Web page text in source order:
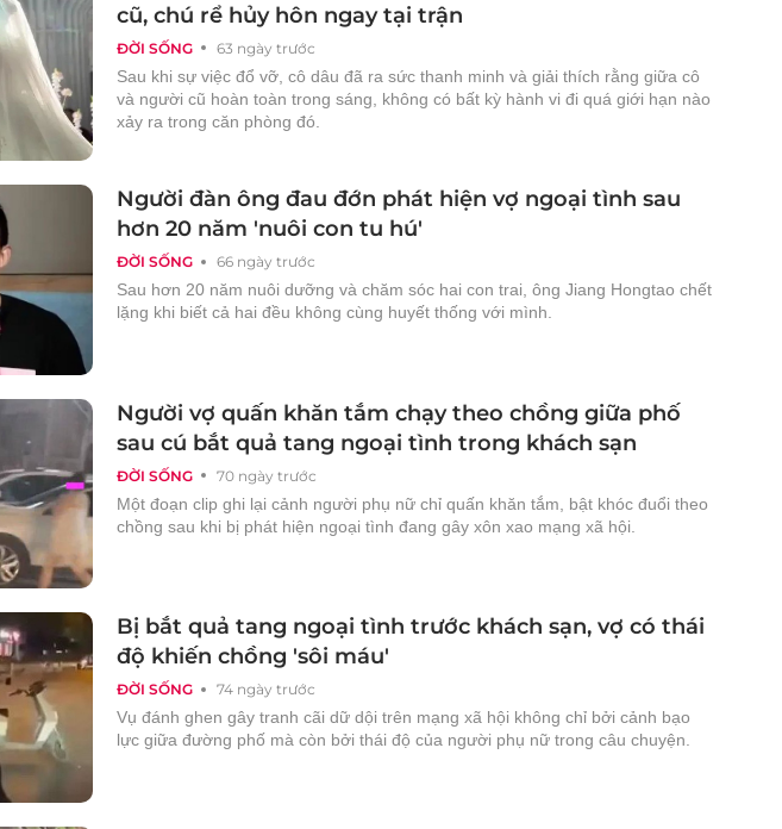
ĐỜI SỐNG 63 ngày trước
cũ, chú rể hủy hôn ngay tại trận
Sau khi sự việc đổ vỡ, cô dâu đã ra sức thanh minh và giải thích rằng giữa cô
và người cũ hoàn toàn trong sáng, không có bất kỳ hành vi đi quá giới hạn nào
xảy ra trong căn phòng đó.
ĐỜI SỐNG 66 ngày trước
Người đàn ông đau đớn phát hiện vợ ngoại tình sau
hơn 20 năm 'nuôi con tu hú'
Sau hơn 20 năm nuôi dưỡng và chăm sóc hai con trai, ông Jiang Hongtao chết
lặng khi biết cả hai đều không cùng huyết thống với mình.
ĐỜI SỐNG 70 ngày trước
Người vợ quấn khăn tắm chạy theo chồng giữa phố
sau cú bắt quả tang ngoại tình trong khách sạn
Một đoạn clip ghi lại cảnh người phụ nữ chỉ quấn khăn tắm, bật khóc đuổi theo
chồng sau khi bị phát hiện ngoại tình đang gây xôn xao mạng xã hội.
ĐỜI SỐNG 74 ngày trước
Bị bắt quả tang ngoại tình trước khách sạn, vợ có thái
độ khiến chồng 'sôi máu'
Vụ đánh ghen gây tranh cãi dữ dội trên mạng xã hội không chỉ bởi cảnh bạo
lực giữa đường phố mà còn bởi thái độ của người phụ nữ trong câu chuyện.